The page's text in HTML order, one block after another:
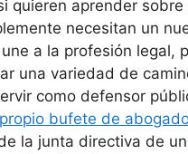
quieren aprender sobre
necesitan un
a la profesión legal,
una variedad de
como defensor
propio bufete de
la junta directiva de